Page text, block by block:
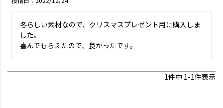
冬らしい素材なので、クリスマスプレゼント用に購入しま
した。
喜んでもらえたので、良かったです。
1件中 1-1件表示